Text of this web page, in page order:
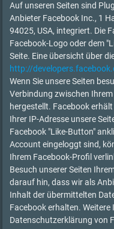
Auf unseren Seiten sind
Anbieter Facebook Inc., 1
94025, USA, integriert. Die
Facebook-Logo oder dem
Seite. Eine übersicht über
http://
Wenn Sie unsere Seiten
Verbindung zwischen
hergestellt. Facebook
Ihrer IP-Adresse unsere
Facebook "Like-Button"
Account eingeloggt sind,
Ihrem Facebook-Profil
Besuch unserer Seiten
darauf hin, dass wir als
Inhalt der übermittelten
Facebook erhalten.
Datenschutzerklärung von